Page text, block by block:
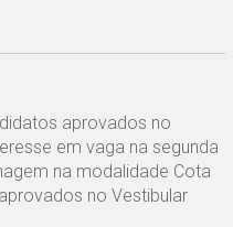
aprovados no
em vaga na segunda
na modalidade Cota
no Vestibular